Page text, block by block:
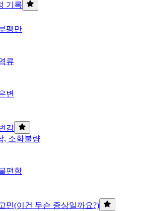
기록
팽만
류
변
감
, 소화불량
편함
민(이건 무슨 증상일까요?)